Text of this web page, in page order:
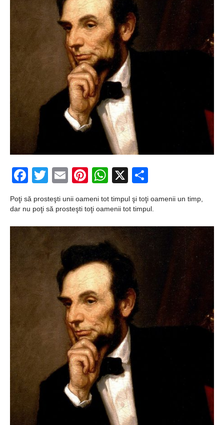
zburătoare în Mexic
Magia în Thailanda
Madona lacrimilor
din Siracusa
(Silcilia)
Uimitoarea viaţă a
Teresei Neumann
misterios vizitat şi
de sfântul Petre
regele Arthur
Şi-a vândut soţia
pentru un ritual de
magie neagră
Facebook
Twitter
EmailPinterest
WhatsApp
X
Poţi să prosteşti unii oameni tot timpul şi toţi oamenii un timp,
dar nu poţi să prosteşti toţi oamenii tot timpul.